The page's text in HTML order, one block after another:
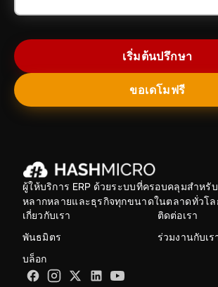
เริ่มต้นปรึกษา
ขอเดโมฟรี
ผู้ให้บริการ ERP ด้วยระบบที่ครอบคลุมสำหรั
หลากหลายและธุรกิจทุกขนาดในตลาดทั่วโ
เกี่ยวกับเรา
ติดต่อเรา
พันธมิตร
ร่วมงานกับเร
บล็อก